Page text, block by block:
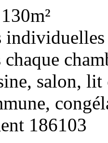
salon, lit
186103